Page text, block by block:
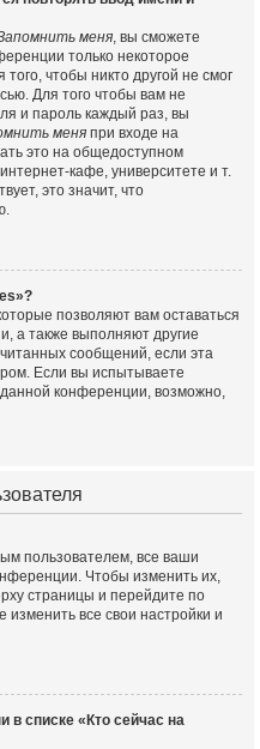
меня, вы сможете
только некоторое
чтобы никто другой не смог
Для того чтобы вам не
и пароль каждый раз, вы
меня при входе на
это на общедоступном
кафе, университете и т.
это значит, что
позволяют вам оставаться
а также выполняют другие
сообщений, если эта
Если вы испытываете
конференции, возможно,
пользователем, все ваши
Чтобы изменить их,
страницы и перейдите по
изменить все свои настройки и
в списке «Кто сейчас на